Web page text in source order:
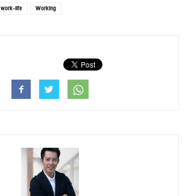
work-life Working